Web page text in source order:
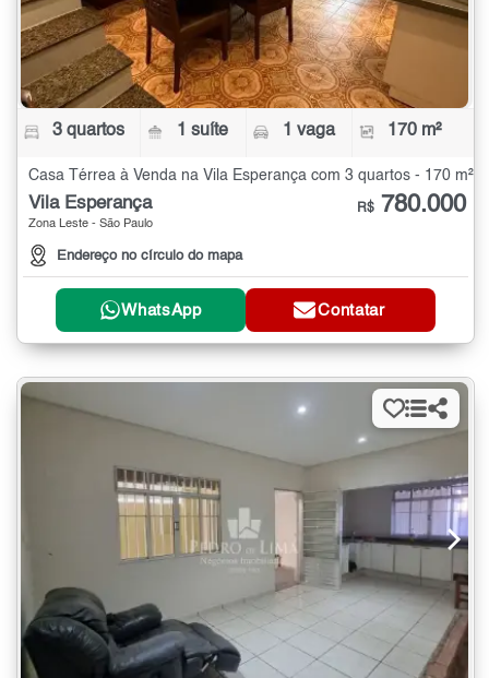
3 quartos 1 suíte 1 vaga 170 m²
Casa Térrea à Venda na Vila Esperança com 3 quartos - 170 m²
Vila Esperança
Zona Leste - São Paulo
Endereço no círculo do mapa
R$ 780.000
WhatsApp Contatar